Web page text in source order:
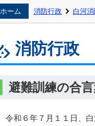
ホーム 消防行政 白河
消防行政
避難訓練の合言
令和６年７月１１日、